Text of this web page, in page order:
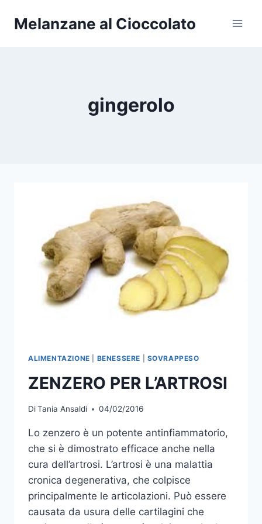
Melanzane al Cioccolato
gingerolo
ALIMENTAZIONE BENESSERE SOVRAPPESO
ZENZERO PER L’ARTROSI
DiTania Ansaldi 04/02/2016
Lo zenzero è un potente antinfiammatorio,
che si è dimostrato efficace anche nella
cura dell’artrosi. L’artrosi è una malattia
cronica degenerativa, che colpisce
principalmente le articolazioni. Può essere
causata da usura delle cartilagini che